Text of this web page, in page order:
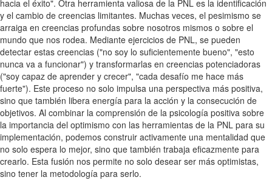
hacia el éxito". Otra herramienta valiosa de la PNL es la identificación
y el cambio de creencias limitantes. Muchas veces, el pesimismo se
arraiga en creencias profundas sobre nosotros mismos o sobre el
mundo que nos rodea. Mediante ejercicios de PNL, se pueden
detectar estas creencias ("no soy lo suficientemente bueno", "esto
nunca va a funcionar") y transformarlas en creencias potenciadoras
("soy capaz de aprender y crecer", "cada desafío me hace más
fuerte"). Este proceso no solo impulsa una perspectiva más positiva,
sino que también libera energía para la acción y la consecución de
objetivos. Al combinar la comprensión de la psicología positiva sobre
la importancia del optimismo con las herramientas de la PNL para su
implementación, podemos construir activamente una mentalidad que
no solo espera lo mejor, sino que también trabaja eficazmente para
crearlo. Esta fusión nos permite no solo desear ser más optimistas,
sino tener la metodología para serlo.